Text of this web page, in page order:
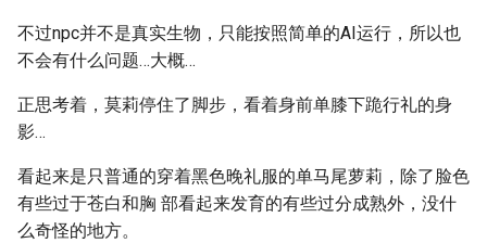
不过npc并不是真实生物，只能按照简单的AI运行，所以也
不会有什么问题…大概…
正思考着，莫莉停住了脚步，看着身前单膝下跪行礼的身
影…
看起来是只普通的穿着黑色晚礼服的单马尾萝莉，除了脸色
有些过于苍白和胸 部看起来发育的有些过分成熟外，没什
么奇怪的地方。